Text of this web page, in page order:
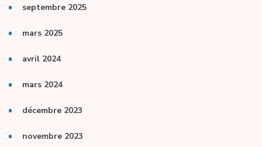
septembre 2025
mars 2025
avril 2024
mars 2024
décembre 2023
novembre 2023